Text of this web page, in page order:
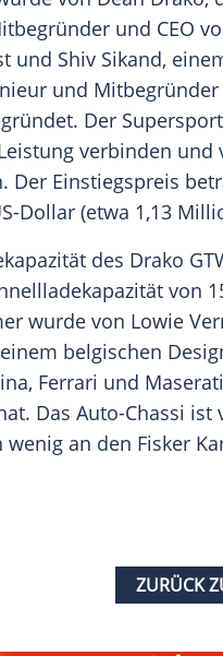
und CEO
und Shiv Sikand,
und Mitbegründer
Der
verbinden und
Der Einstiegspreis
Dollar (etwa 1,13
des Drako
von
wurde von Lowie
belgischen
Ferrari und Maserati
Das Auto-Chassi ist
an den Fisker
ZURÜCK